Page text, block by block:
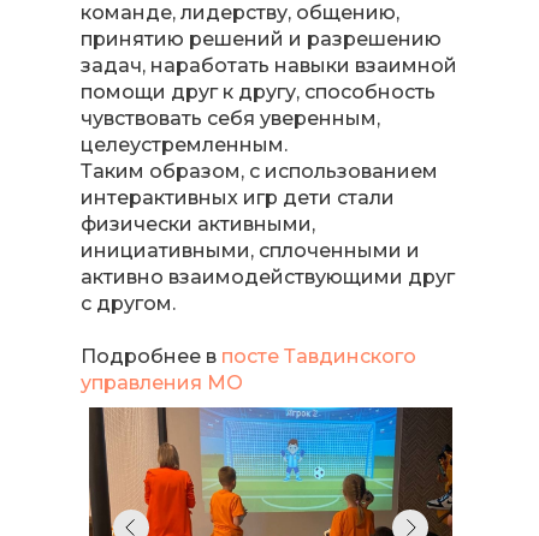
команде, лидерству, общению,
принятию решений и разрешению
задач, наработать навыки взаимной
помощи друг к другу, способность
чувствовать себя уверенным,
целеустремленным.
Таким образом, с использованием
интерактивных игр дети стали
физически активными,
инициативными, сплоченными и
активно взаимодействующими друг
с другом.
Подробнее в посте Тавдинского
управления МО